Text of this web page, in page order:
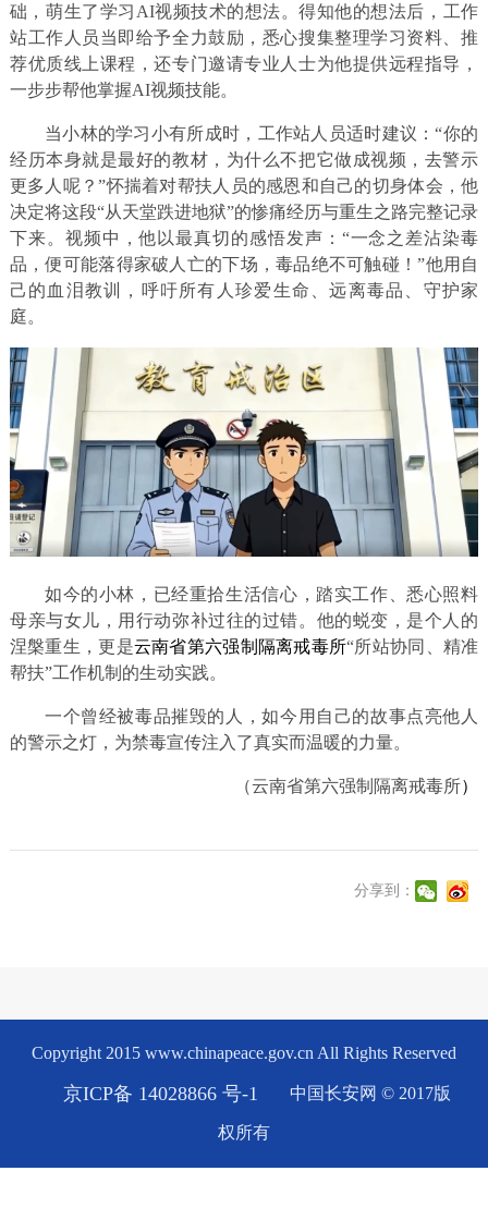
础，萌生了学习AI视频技术的想法。得知他的想法后，工作
站工作人员当即给予全力鼓励，悉心搜集整理学习资料、推
荐优质线上课程，还专门邀请专业人士为他提供远程指导，
一步步帮他掌握AI视频技能。
当小林的学习小有所成时，工作站人员适时建议：“你的
经历本身就是最好的教材，为什么不把它做成视频，去警示
更多人呢？”怀揣着对帮扶人员的感恩和自己的切身体会，他
决定将这段“从天堂跌进地狱”的惨痛经历与重生之路完整记录
下来。 视频中，他以最真切的感悟发声： “一念之差沾染毒
品，便可能落得家破人亡的下场，毒品绝不可触碰！”他用自
己的血泪教训，呼吁所有人珍爱生命、远离毒品、守护家
庭。
如今的小林，已经重拾生活信心，踏实工作、悉心照料
母亲与女儿，用行动弥补过往的过错。他的蜕变，是个人的
涅槃重生，更是云南省第六强制隔离戒毒所“所站协同、精准
帮扶”工作机制的生动实践。
一个曾经被毒品摧毁的人，如今用自己的故事点亮他人
的警示之灯， 为禁毒宣传注入了真实而温暖的力量。
（云南省第六强制隔离戒毒所）
分享到：
Copyright 2015 www.chinapeace.gov.cn All Rights Reserved
京ICP备 14028866 号-1 中国长安网 © 2017版
权所有